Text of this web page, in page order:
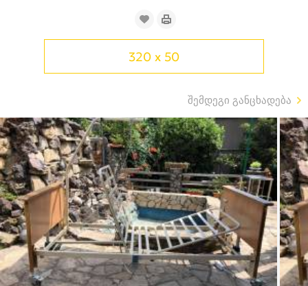
320 x 50
შემდეგი განცხადება